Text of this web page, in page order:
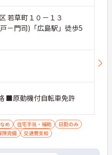
若草町１０－１３
－門司)「広島駅」徒歩5
■原動機付自転車免許
め 住宅手当・補助
日勤のみ
険完備 交通費支給